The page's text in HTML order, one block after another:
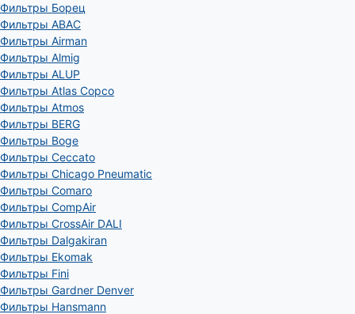
Фильтры Борец
Фильтры ABAC
Фильтры Airman
Фильтры Almig
Фильтры ALUP
Фильтры Atlas Copco
Фильтры Atmos
Фильтры BERG
Фильтры Boge
Фильтры Ceccato
Фильтры Chicago Pneumatic
Фильтры Comaro
Фильтры CompAir
Фильтры CrossAir DALI
Фильтры Dalgakiran
Фильтры Ekomak
Фильтры Fini
Фильтры Gardner Denver
Фильтры Hansmann